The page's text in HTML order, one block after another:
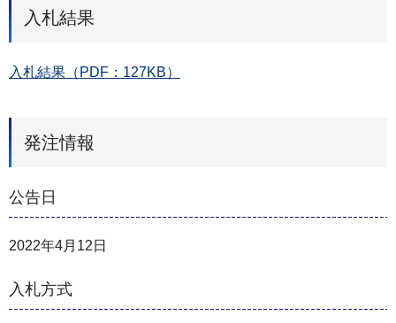
入札結果
入札結果（PDF：127KB）
発注情報
公告日
2022年4月12日
入札方式